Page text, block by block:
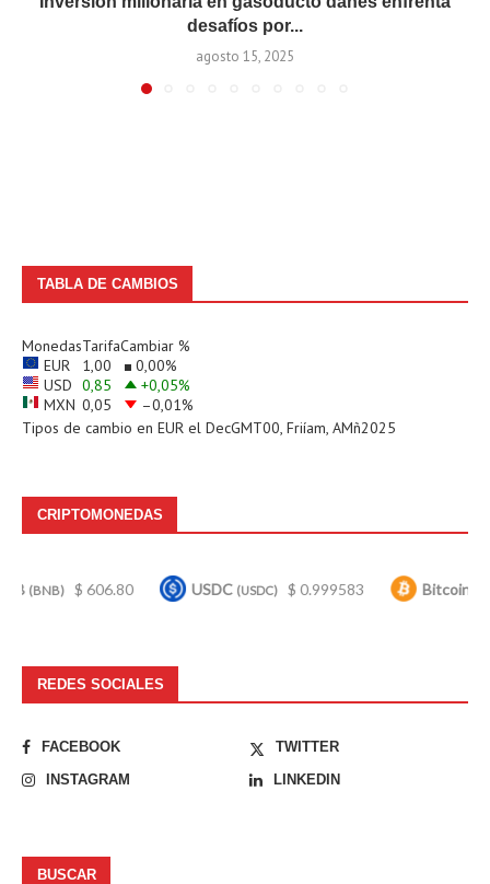
desafíos por...
agosto 15, 2025
TABLA DE CAMBIOS
MonedasTarifaCambiar %
EUR
1,00 0,00%
USD 0,85 +0,05%
MXN 0,05 –0,01%
Tipos de cambio en EUR el DecGMT00, Friíam, AMñ2025
CRIPTOMONEDAS
$ 606.80 USDC(USDC) $ 0.999583 Bitcoin (BTC) $
REDES SOCIALES
FACEBOOK
TWITTER
INSTAGRAM
LINKEDIN
BUSCAR